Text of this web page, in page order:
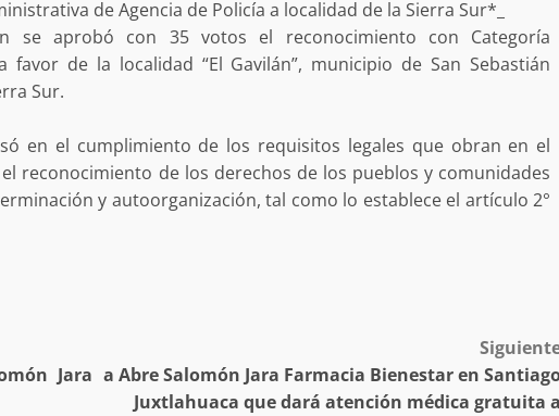
de Agencia de Policía a localidad de la Sierra Sur*_
se aprobó con 35 votos el reconocimiento con Categoría
de la localidad “El Gavilán”, municipio de San Sebastián
Sur.
en el cumplimiento de los requisitos legales que obran en el
reconocimiento de los derechos de los pueblos y comunidades
y autoorganización, tal como lo establece el artículo 2°
Jara a Abre Salomón Jara Farmacia Bienestar en
Juxtlahuaca que dará atención médica gratuita a
admin 7 agosto 2026
de Seguridad
Detienen a Ernesto Ruffo en Baja